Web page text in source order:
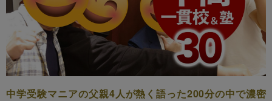
中学受験マニアの父親4人が熱く語った200分の中で濃密